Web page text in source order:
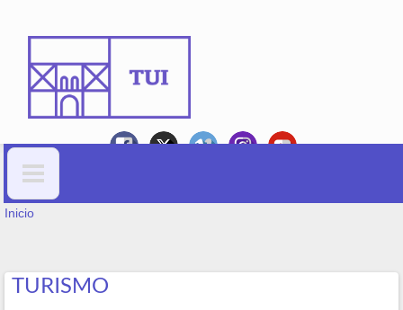
Formulario de busca
VOSTEDE ESTÁ AQUÍ
Inicio
TURISMO